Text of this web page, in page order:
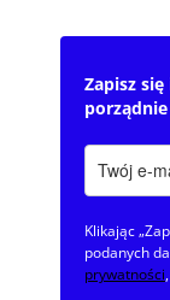
Zapisz
Klikając
podanych
prywatności